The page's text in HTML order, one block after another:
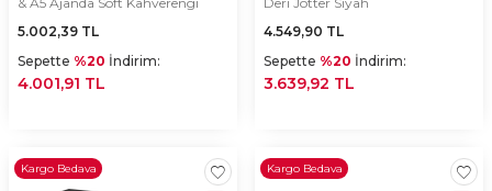
5.002,39 TL
Sepette %20 İndirim:
4.001,91 TL
4.549,90 TL
Sepette %20 İndirim:
3.639,92 TL
Kargo Bedava Kargo Bedava